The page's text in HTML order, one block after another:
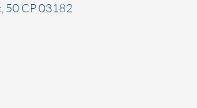
50 CP 03182